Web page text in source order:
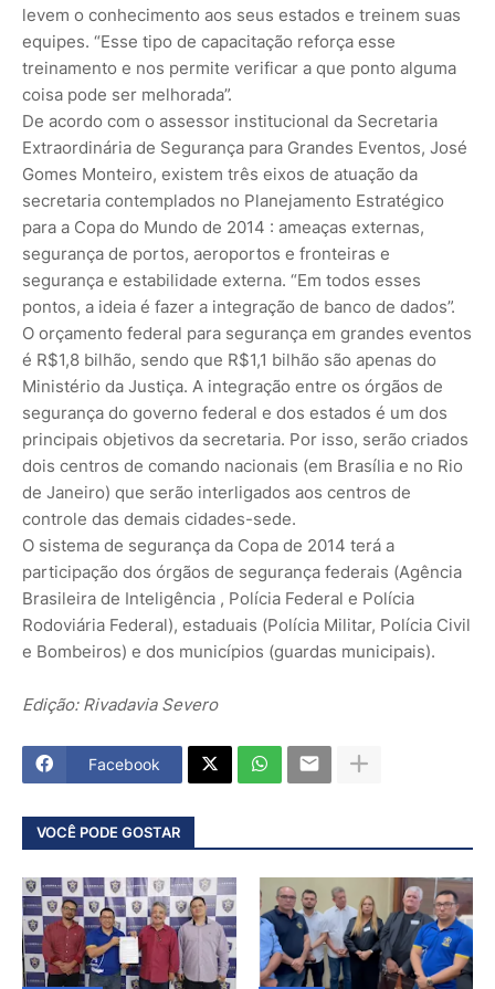
levem o conhecimento aos seus estados e treinem suas
equipes. “Esse tipo de capacitação reforça esse
treinamento e nos permite verificar a que ponto alguma
coisa pode ser melhorada”.
De acordo com o assessor institucional da Secretaria
Extraordinária de Segurança para Grandes Eventos, José
Gomes Monteiro, existem três eixos de atuação da
secretaria contemplados no Planejamento Estratégico
para a Copa do Mundo de 2014 : ameaças externas,
segurança de portos, aeroportos e fronteiras e
segurança e estabilidade externa. “Em todos esses
pontos, a ideia é fazer a integração de banco de dados”.
O orçamento federal para segurança em grandes eventos
é R$1,8 bilhão, sendo que R$1,1 bilhão são apenas do
Ministério da Justiça. A integração entre os órgãos de
segurança do governo federal e dos estados é um dos
principais objetivos da secretaria. Por isso, serão criados
dois centros de comando nacionais (em Brasília e no Rio
de Janeiro) que serão interligados aos centros de
controle das demais cidades-sede.
O sistema de segurança da Copa de 2014 terá a
participação dos órgãos de segurança federais (Agência
Brasileira de Inteligência , Polícia Federal e Polícia
Rodoviária Federal), estaduais (Polícia Militar, Polícia Civil
e Bombeiros) e dos municípios (guardas municipais).
Edição: Rivadavia Severo
Facebook
VOCÊ PODE GOSTAR